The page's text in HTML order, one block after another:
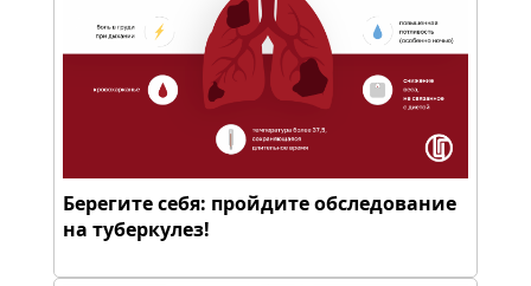
Берегите себя: пройдите обследование
на туберкулез!